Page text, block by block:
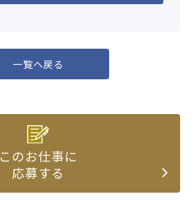
一覧へ戻る
このお仕事に
応募する